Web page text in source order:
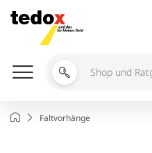
Inhalt
springen
Shop
durchsuchen
StartseiteFaltvorhänge